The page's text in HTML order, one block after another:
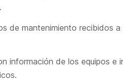
de mantenimiento recibidos
información de los equipos e